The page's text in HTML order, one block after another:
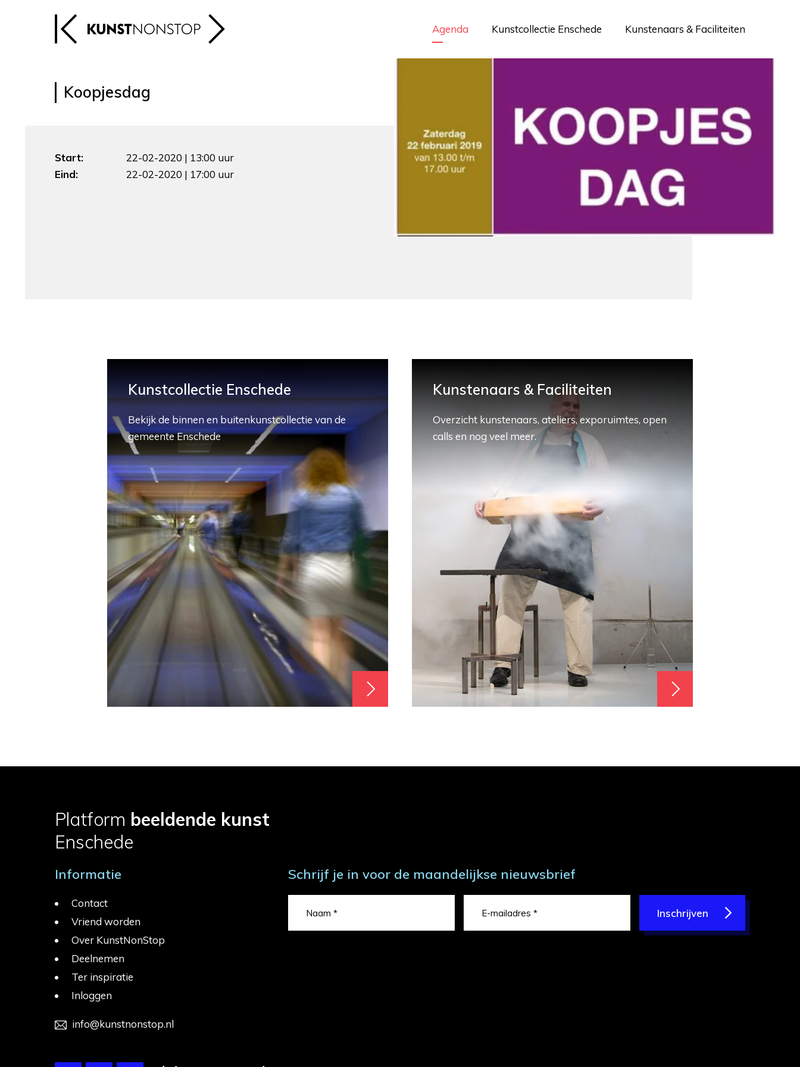
Agenda Kunstcollectie Enschede Kunstenaars & Faciliteiten
Koopjesdag
Start:
22-02-2020 | 13:00 uur
Eind:
22-02-2020 | 17:00 uur
Kunstcollectie Enschede
Bekijk de binnen en buitenkunstcollectie van de
gemeente Enschede
Kunstenaars & Faciliteiten
Overzicht kunstenaars, ateliers, exporuimtes, open
calls en nog veel meer.
Platform beeldende kunst
Enschede
Informatie
Contact
Vriend worden
Over KunstNonStop
Deelnemen
Ter inspiratie
Inloggen
info@kunstnonstop.nl
Schrijf je in voor de maandelijkse nieuwsbrief
Inschrijven